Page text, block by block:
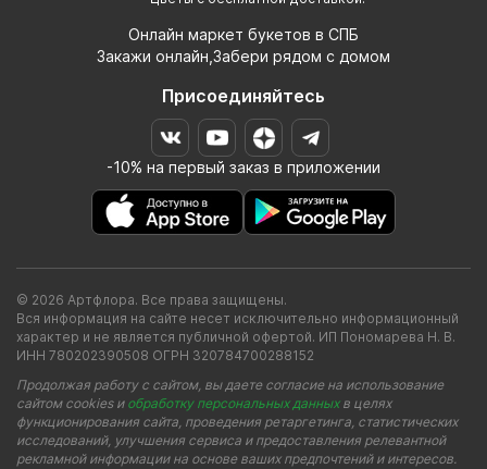
Онлайн маркет букетов в СПБ
Закажи онлайн,Забери рядом с домом
Присоединяйтесь
-10% на первый заказ в приложении
© 2026 Артфлора. Все права защищены.
Вся информация на сайте несет исключительно информационный
характер и не является публичной офертой. ИП Пономарева Н. В.
ИНН 780202390508 ОГРН 320784700288152
Продолжая работу с сайтом, вы даете согласие на использование
сайтом cookies и обработку персональных данныхв целях
функционирования сайта, проведения ретаргетинга, статистических
исследований, улучшения сервиса и предоставления релевантной
рекламной информации на основе ваших предпочтений и интересов.